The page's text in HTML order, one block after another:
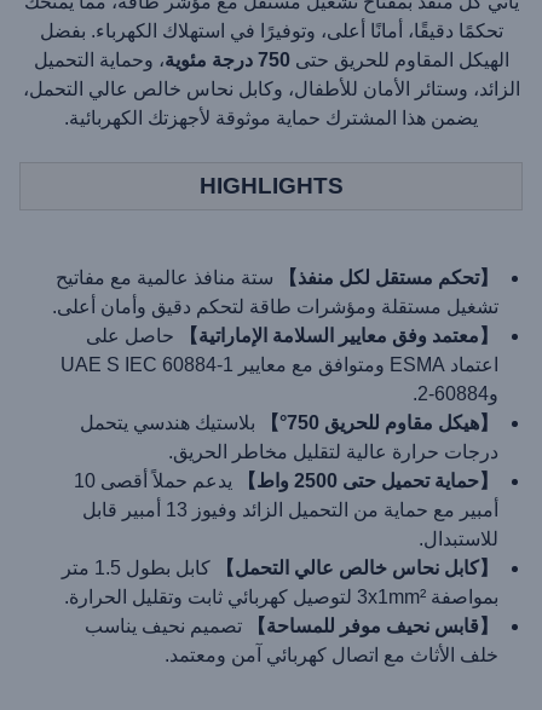
تحكمًا دقيقًا، أمانًا أعلى، وتوفيرًا في استهلاك الكهرباء. بفضل
الهيكل المقاوم للحريق حتى750 درجة مئوية
، وحماية التحميل
الزائد، وستائر الأمان للأطفال، وكابل نحاس خالص عالي التحمل،
يضمن هذا المشترك حماية موثوقة لأجهزتك الكهربائية.
HIGHLIGHTS
【تحكم مستقل لكل منفذ】
ستة منافذ عالمية مع مفاتيح
تشغيل مستقلة ومؤشرات طاقة لتحكم دقيق وأمان أعلى.
【معتمد وفق معايير السلامة الإماراتية】
حاصل على
اعتماد ESMA ومتوافق مع معايير UAE S IEC 60884-1
و60884-2.
【هيكل مقاوم للحريق 750°】
بلاستيك هندسي يتحمل
درجات حرارة عالية لتقليل مخاطر الحريق.
【حماية تحميل حتى 2500 واط】
يدعم حملاً أقصى 10
أمبير مع حماية من التحميل الزائد وفيوز 13 أمبير قابل
للاستبدال.
【كابل نحاس خالص عالي التحمل】
كابل بطول 1.5 متر
بمواصفة 3x1mm² لتوصيل كهربائي ثابت وتقليل الحرارة.
【قابس نحيف موفر للمساحة】
تصميم نحيف يناسب
خلف الأثاث مع اتصال كهربائي آمن ومعتمد.